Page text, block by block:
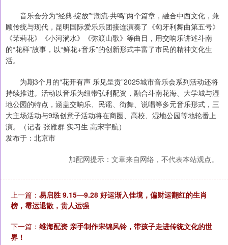
音乐会分为“经典·绽放”“潮流·共鸣”两个篇章，融合中西文化，兼
顾传统与现代，昆明国际爱乐乐团接连演奏了《匈牙利舞曲第五号》
《茉莉花》《小河淌水》《弥渡山歌》等曲目，用交响乐讲述斗南
的“花样”故事，以“鲜花+音乐”的创新形式丰富了市民的精神文化生
活。
为期3个月的“花开有声 乐见呈贡”2025城市音乐会系列活动还将
持续推进。活动以音乐为纽带弘利配资，融合斗南花海、大学城与湿
地公园的特点，涵盖交响乐、民谣、街舞、说唱等多元音乐形式，三
大主场活动与9场创意子活动将在商圈、高校、湿地公园等地轮番上
演。（记者 张雁群 实习生 高宋宇航）
发布于：北京市
加配网提示：文章来自网络，不代表本站观点。
上一篇： 易启胜 9.15—9.28 好运渐入佳境，偏财运翻红的生肖
榜，霉运退散，贵人运强
下一篇： 维海配资 亲手制作宋锦风铃，带孩子走进传统文化的世
界！